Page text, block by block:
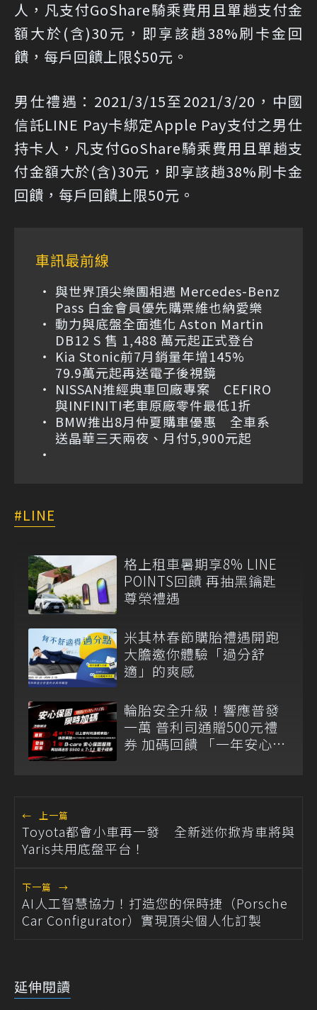
人，凡支付GoShare騎乘費用且單趟支付金
額大於(含)30元，即享該趟38%刷卡金回
饋，每戶回饋上限$50元。
男仕禮遇：2021/3/15至2021/3/20，中國
信託LINE Pay卡綁定Apple Pay支付之男仕
持卡人，凡支付GoShare騎乘費用且單趟支
付金額大於(含)30元，即享該趟38%刷卡金
回饋，每戶回饋上限50元。
車訊最前線
與世界頂尖樂團相遇 Mercedes-Benz
Pass 白金會員優先購票維也納愛樂
動力與底盤全面進化 Aston Martin
DB12 S 售 1,488 萬元起正式登台
Kia Stonic前7月銷量年增145%
79.9萬元起再送電子後視鏡
NISSAN推經典車回廠專案 CEFIRO
與INFINITI老車原廠零件最低1折
BMW推出8月仲夏購車優惠 全車系
送晶華三天兩夜、月付5,900元起
LINE
格上租車暑期享8% LINE
POINTS回饋 再抽黑鑰匙
尊榮禮遇
米其林春節購胎禮遇開跑
大膽邀你體驗「過分舒
適」的爽感
輪胎安全升級！響應普發
一萬 普利司通贈500元禮
券 加碼回饋 「一年安心保
← 上一篇
Toyota都會小車再一發 全新迷你掀背車將與
Yaris共用底盤平台！
下一篇 →
AI人工智慧協力！打造您的保時捷（Porsche
Car Configurator）實現頂尖個人化訂製
延伸閱讀